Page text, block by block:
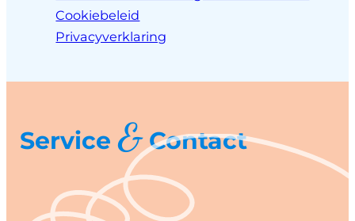
Cookiebeleid
Privacyverklaring
Service&Contact